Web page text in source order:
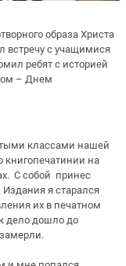
образа Христа
встречу с учащимися
ребят с историей
– Днем
классами нашей
на
С собой принес
Издания я старался
их в печатном
дело дошло до
⠀